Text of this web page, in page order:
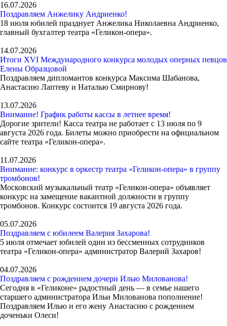
16.07.2026
Поздравляем Анжелику Андриенко!
18 июля юбилей празднует Анжелика Николаевна Андриенко,
главный бухгалтер театра «Геликон-опера».
14.07.2026
Итоги XVI Международного конкурса молодых оперных певцов
Елены Образцовой
Поздравляем дипломантов конкурса Максима Шабанова,
Анастасию Лаптеву и Наталью Смирнову!
13.07.2026
Внимание! График работы кассы в летнее время!
Дорогие зрители! Касса театра не работает с 13 июля по 9
августа 2026 года. Билеты можно приобрести на официальном
сайте театра «Геликон-опера».
11.07.2026
Внимание: конкурс в оркестр театра «Геликон-опера» в группу
тромбонов!
Московский музыкальный театр «Геликон-опера» объявляет
конкурс на замещение вакантной должности в группу
тромбонов. Конкурс состоится 19 августа 2026 года.
05.07.2026
Поздравляем с юбилеем Валерия Захарова!
5 июля отмечает юбилей один из бессменных сотрудников
театра «Геликон-опера» администратор Валерий Захаров!
04.07.2026
Поздравляем с рождением дочери Илью Милованова!
Сегодня в «Геликоне» радостный день — в семье нашего
старшего администратора Ильи Милованова пополнение!
Поздравляем Илью и его жену Анастасию с рождением
доченьки Олеси!